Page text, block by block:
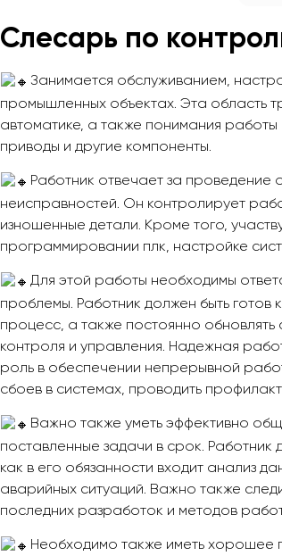
Слесарь по
Занимается обслуживанием,
промышленных объектах. Эта область
автоматике, а также понимания
приводы и другие компоненты.
Работник отвечает за проведение
неисправностей. Он контролирует
изношенные детали. Кроме того,
программировании плк, настройке
Для этой работы необходимы
проблемы. Работник должен быть готов
процесс, а также постоянно обновлять
контроля и управления. Надежная
роль в обеспечении непрерывной
сбоев в системах, проводить
Важно также уметь эффективно
поставленные задачи в срок.
как в его обязанности входит анализ
аварийных ситуаций. Важно также
последних разработок и методов
Необходимо также иметь хорошее